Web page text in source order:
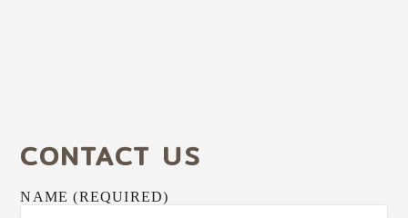
CONTACT US
NAME (REQUIRED)